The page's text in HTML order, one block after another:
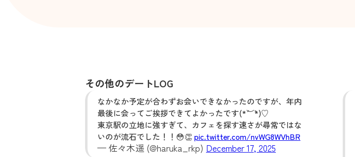
その他のデートLOG
なかなか予定が合わずお会いできなかったのですが、年内
最後に会ってご挨拶できてよかったです(*´︶`*)♡
東京駅の立地に強すぎて、カフェを探す速さが尋常ではな
いのが流石でした！！😳👏 pic.twitter.com/nvWG8WVhBR
— 佐々木遥 (@haruka_rkp) December 17, 2025